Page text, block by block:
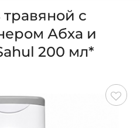
с
Абха и
200 мл*